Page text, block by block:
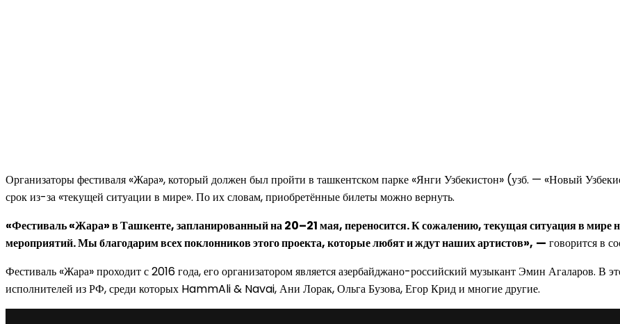
Организаторы фестиваля «Жара», который должен был пройти в ташкентском парке «Янги Узбекистон» (узб. — «Новый
срок из-за «текущей ситуации в мире». По их словам, приобретённые билеты можно вернуть.
«Фестиваль «Жара» в Ташкенте, запланированный на 20–21 мая, переносится. К сожалению, текущая ситуация в мире
мероприятий. Мы благодарим всех поклонников этого проекта, которые любят и ждут наших артистов», — говорится в
Фестиваль «Жара» проходит с 2016 года, его организатором является азербайджано-российский музыкант Эмин Агаларов.
исполнителей из РФ, среди которых HammAli & Navai, Ани Лорак, Ольга Бузова, Егор Крид и многие другие.